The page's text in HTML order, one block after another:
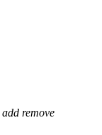
add remove